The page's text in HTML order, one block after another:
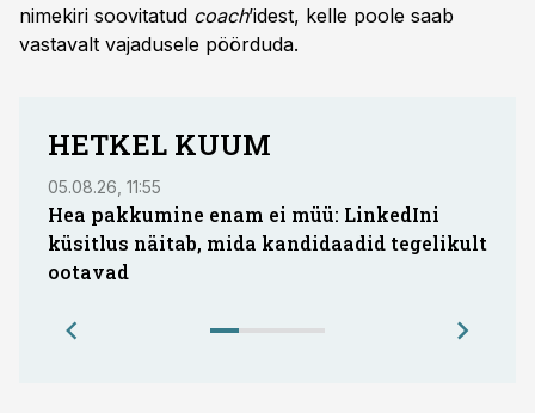
nimekiri soovitatud coach’idest, kelle poole saab
vastavalt vajadusele pöörduda.
HETKEL KUUM
05.08.26, 11:55
Hea pakkumine enam ei müü: LinkedIni
küsitlus näitab, mida kandidaadid tegelikult
ootavad